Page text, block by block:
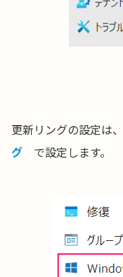
更新リングの設定は、
グ で設定します。